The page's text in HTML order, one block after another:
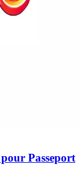
Passeport